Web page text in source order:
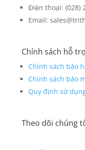
Điện thoại: (028)
Email:
Chính sách hỗ
Chính sách bảo
Chính sách bảo
Quy định sử
Theo dõi chúng